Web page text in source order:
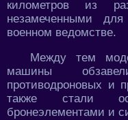
километров из
незамеченными
военном ведомстве.
Между тем
машины
противодроновых и
также стали
бронеэлементами и